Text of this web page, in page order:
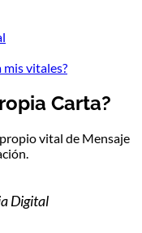
mis vitales?
Carta?
vital de Mensaje
Digital